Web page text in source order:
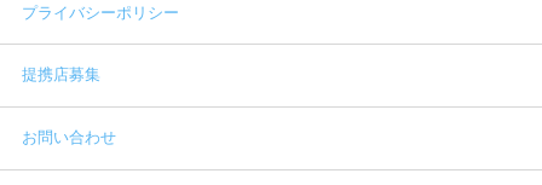
プライバシーポリシー
提携店募集
お問い合わせ